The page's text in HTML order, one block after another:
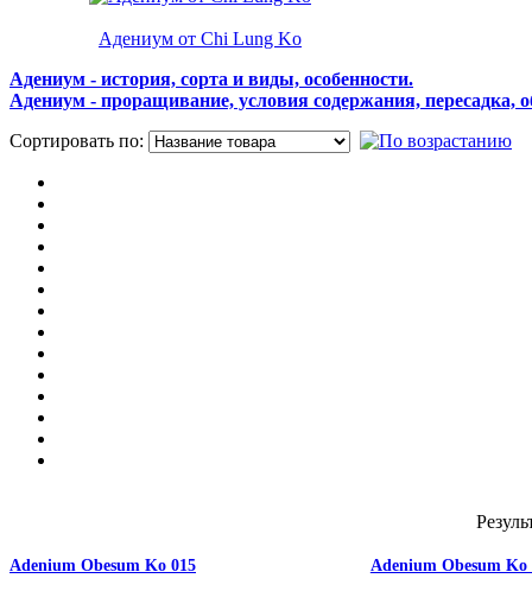
Адениум от Chi Lung Ko
Адениум - история, сорта и виды, особенности.
Адениум - проращивание, условия содержания, пересадка,
Сортировать по:
Adenium Obesum Ko 015 Adenium Obesum Ko